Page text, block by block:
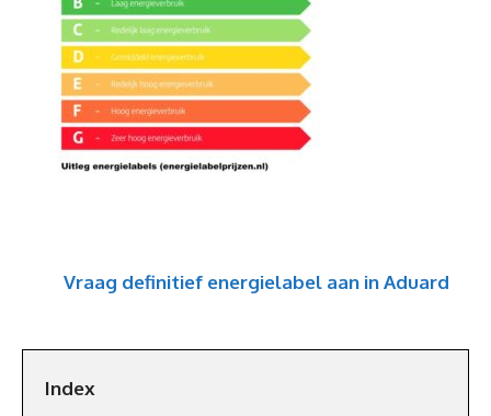
Vraag definitief energielabel aan in Aduard
Index